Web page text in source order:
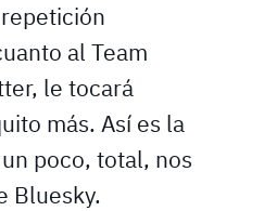
al Team
le tocará
más. Así es la
poco, total, nos
Bluesky.